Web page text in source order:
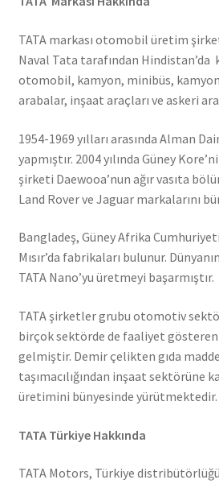
TATA markası otomobil üretim
Naval Tata tarafından
otomobil, kamyon, minibüs,
arabalar, inşaat araçları ve askeri
1954-1969 yılları arasında Alman
yapmıştır. 2004 yılında Güney
şirketi Daewooa’nun ağır vasıta
Land Rover ve Jaguar markalarını
Bangladeş, Güney Afrika
Mısır’da fabrikaları bulunur.
TATA Nano’yu üretmeyi başarmıştır.
TATA şirketler grubu otomotiv
birçok sektörde de faaliyet
gelmiştir. Demir çelikten gıda
taşımacılığından inşaat sektörüne
üretimini bünyesinde yürütmektedir.
TATA Türkiye Hakkında
TATA Motors, Türkiye